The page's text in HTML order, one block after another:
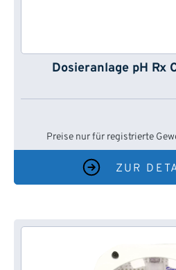
Dosieranlage pH Rx
Preise nur für registrierte
ZUR